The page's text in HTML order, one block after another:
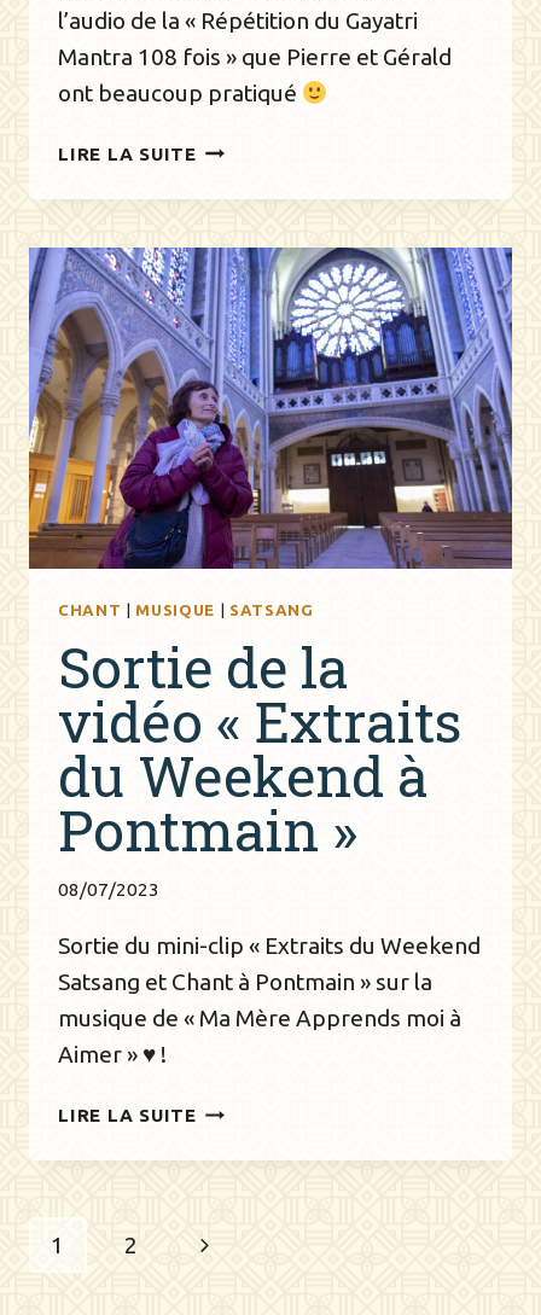
l’audio de la « Répétition du Gayatri
Mantra 108 fois » que Pierre et Gérald
ont beaucoup pratiqué
LIRE LA SUITE GAYATRI
ET
DE
LA
RETRAITE
EN
ARDÈCHE
CHANT MUSIQUE SATSANG
Sortie de la
vidéo « Extraits
du Weekend à
Pontmain »
08/07/2023
Sortie du mini-clip « Extraits du Weekend
Satsang et Chant à Pontmain » sur la
musique de « Ma Mère Apprends moi à
Aimer » ♥ !
LIRE LA SUITE SORTIE
LA
DU
Navigation
1 2
Page